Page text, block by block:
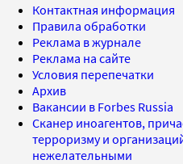
Контактная информация
Правила обработки
Реклама в журнале
Реклама на сайте
Условия перепечатки
Архив
Вакансии в Forbes Russia
Сканер иноагентов,
терроризму и
нежелательными